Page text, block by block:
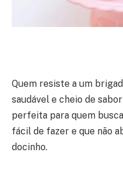
Quem resiste a um
saudável e cheio de
perfeita para quem
fácil de fazer e que não
docinho.